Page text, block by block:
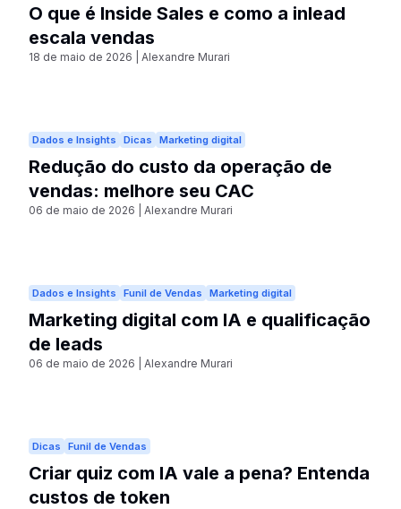
O que é Inside Sales e como a inlead
escala vendas
18 de maio de 2026 Alexandre Murari
Dados e Insights Dicas Marketing digital
Redução do custo da operação de
vendas: melhore seu CAC
06 de maio de 2026 Alexandre Murari
Dados e Insights Funil de Vendas Marketing digital
Marketing digital com IA e qualificação
de leads
06 de maio de 2026 Alexandre Murari
Dicas Funil de Vendas
Criar quiz com IA vale a pena? Entenda
custos de token